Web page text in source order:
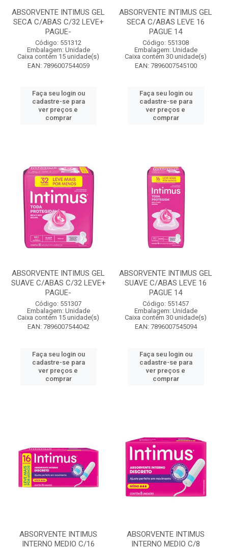
ABSORVENTE INTIMUS GEL
SECA C/ABAS C/32 LEVE+
PAGUE-
Código: 551312
Embalagem: Unidade
Caixa contém 15 unidade(s)
EAN: 7896007544059
Faça seu login ou
cadastre-se para
ver preços e
comprar
ABSORVENTE INTIMUS GEL
SECA C/ABAS LEVE 16
PAGUE 14
Código: 551308
Embalagem: Unidade
Caixa contém 30 unidade(s)
EAN: 7896007545100
Faça seu login ou
cadastre-se para
ver preços e
comprar
ABSORVENTE INTIMUS GEL
SUAVE C/ABAS C/32 LEVE+
PAGUE-
Código: 551307
Embalagem: Unidade
Caixa contém 15 unidade(s)
EAN: 7896007544042
Faça seu login ou
cadastre-se para
ver preços e
comprar
ABSORVENTE INTIMUS GEL
SUAVE C/ABAS LEVE 16
PAGUE 14
Código: 551457
Embalagem: Unidade
Caixa contém 30 unidade(s)
EAN: 7896007545094
Faça seu login ou
cadastre-se para
ver preços e
comprar
ABSORVENTE INTIMUS
INTERNO MEDIO C/16
ABSORVENTE INTIMUS
INTERNO MEDIO C/8